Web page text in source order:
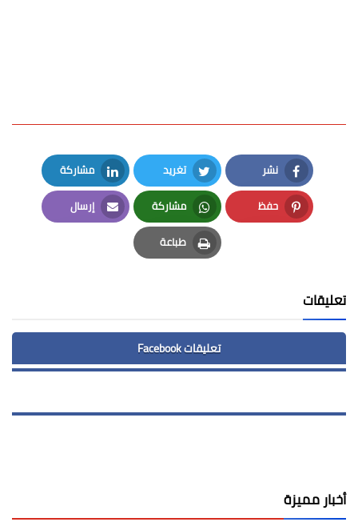
نشر
Facebook
تغريد
Twitter
مشاركة
LinkedIn
حفظ
Pinterest
مشاركة
Whatsapp
إرسال
Email
طباعة
Print
تعليقات
تعليقات Facebook
أخبار مميزة